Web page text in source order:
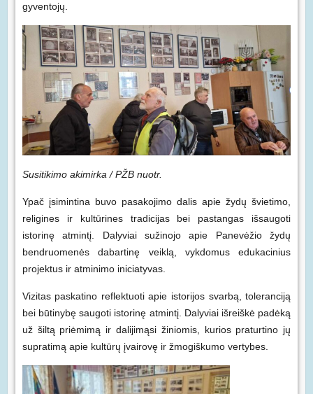
gyventojų.
Susitikimo akimirka / PŽB nuotr.
Ypač įsimintina buvo pasakojimo dalis apie žydų švietimo,
religines ir kultūrines tradicijas bei pastangas išsaugoti
istorinę atmintį. Dalyviai sužinojo apie Panevėžio žydų
bendruomenės dabartinę veiklą, vykdomus edukacinius
projektus ir atminimo iniciatyvas.
Vizitas paskatino reflektuoti apie istorijos svarbą, toleranciją
bei būtinybę saugoti istorinę atmintį. Dalyviai išreiškė padėką
už šiltą priėmimą ir dalijimąsi žiniomis, kurios praturtino jų
supratimą apie kultūrų įvairovę ir žmogiškumo vertybes.